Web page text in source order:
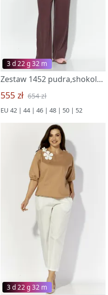
3 d 22 g 32 m
Zestaw 1452 pudra,shokolad
555 zł 654 zł
EU 42 | 44 | 46 | 48 | 50 | 52
3 d 22 g 32 m